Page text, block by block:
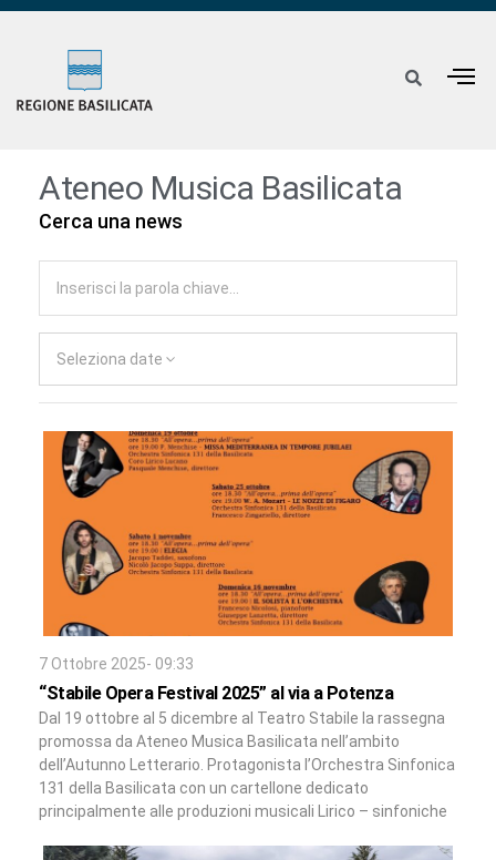
Ateneo Musica Basilicata
Cerca una news
Seleziona date
7 Ottobre 2025- 09:33
“Stabile Opera Festival 2025” al via a Potenza
Dal 19 ottobre al 5 dicembre al Teatro Stabile la rassegna
promossa da Ateneo Musica Basilicata nell’ambito
dell’Autunno Letterario. Protagonista l’Orchestra Sinfonica
131 della Basilicata con un cartellone dedicato
principalmente alle produzioni musicali Lirico – sinfoniche